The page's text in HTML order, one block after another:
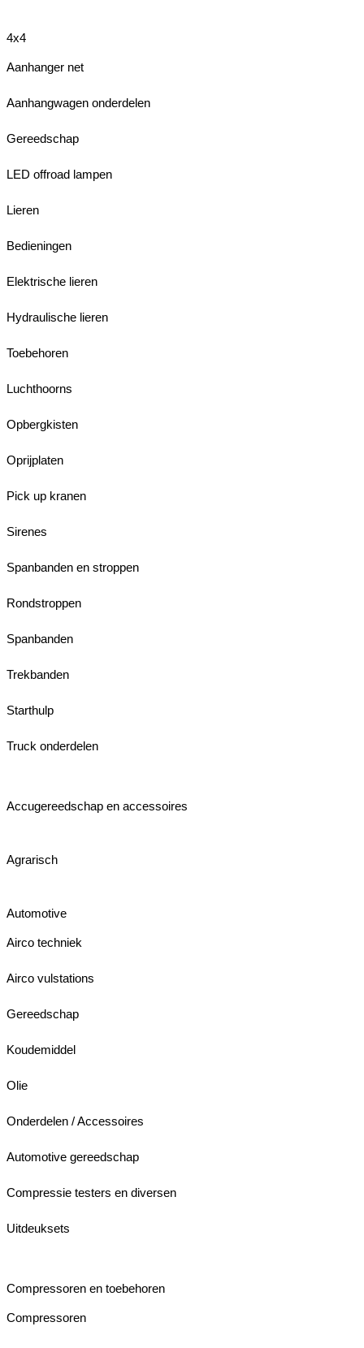
4x4
Aanhanger net
Aanhangwagen onderdelen
Gereedschap
LED offroad lampen
Lieren
Bedieningen
Elektrische lieren
Hydraulische lieren
Toebehoren
Luchthoorns
Opbergkisten
Oprijplaten
Pick up kranen
Sirenes
Spanbanden en stroppen
Rondstroppen
Spanbanden
Trekbanden
Starthulp
Truck onderdelen
Accugereedschap en accessoires
Agrarisch
Automotive
Airco techniek
Airco vulstations
Gereedschap
Koudemiddel
Olie
Onderdelen / Accessoires
Automotive gereedschap
Compressie testers en diversen
Uitdeuksets
Compressoren en toebehoren
Compressoren